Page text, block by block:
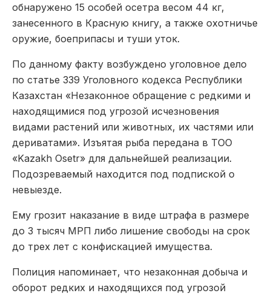
обнаружено 15 особей осетра весом 44 кг,
занесенного в Красную книгу, а также охотничье
оружие, боеприпасы и туши уток.
По данному факту возбуждено уголовное дело
по статье 339 Уголовного кодекса Республики
Казахстан «Незаконное обращение с редкими и
находящимися под угрозой исчезновения
видами растений или животных, их частями или
дериватами». Изъятая рыба передана в ТОО
«Kazakh Osetr» для дальнейшей реализации.
Подозреваемый находится под подпиской о
невыезде.
Ему грозит наказание в виде штрафа в размере
до 3 тысяч МРП либо лишение свободы на срок
до трех лет с конфискацией имущества.
Полиция напоминает, что незаконная добыча и
оборот редких и находящихся под угрозой